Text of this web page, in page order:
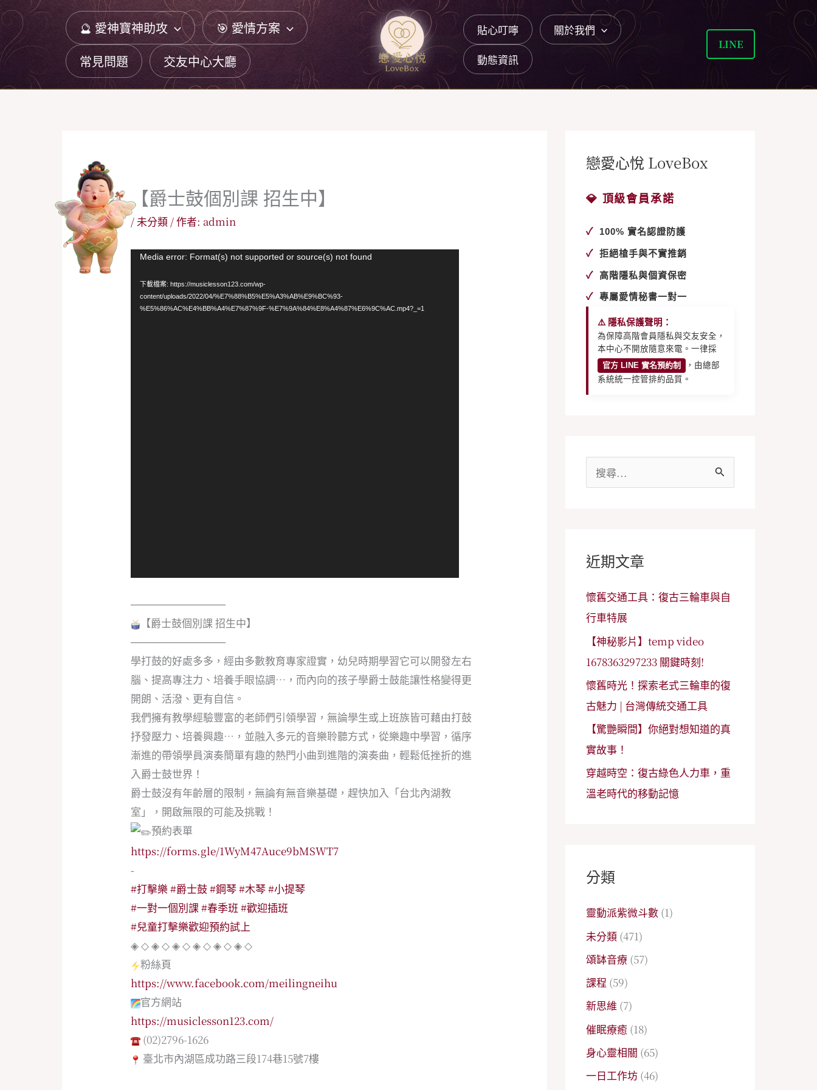
跳
至
主
要
內
🔮 愛神寶神助攻
🎯 愛情方案
常見問題
交友中心大廳
貼心叮嚀
關於我們
動態資訊
LINE
【爵士鼓個別課 招生中】
/ 未分類 / 作者: admin
視
播
Media error: Format(s) not supported or source(s) not found
下載檔案: https://musiclesson123.com/wp-
content/uploads/2022/04/%E7%88%B5%E5%A3%AB%E9%BC%93-
%E5%86%AC%E4%BB%A4%E7%87%9F-%E7%9A%84%E8%A4%87%E6%9C%AC.mp4?_=1
─────────────
【爵士鼓個別課 招生中】
─────────────
學打鼓的好處多多，經由多數教育專家證實，幼兒時期學習它可以開發左右
腦、提高專注力、培養手眼協調…，而內向的孩子學爵士鼓能讓性格變得更
開朗、活潑、更有自信。
我們擁有教學經驗豐富的老師們引領學習，無論學生或上班族皆可藉由打鼓
抒發壓力、培養興趣…，並融入多元的音樂聆聽方式，從樂趣中學習，循序
漸進的帶領學員演奏簡單有趣的熱門小曲到進階的演奏曲，輕鬆低挫折的進
入爵士鼓世界！
爵士鼓沒有年齡層的限制，無論有無音樂基礎，趕快加入「台北內湖教
室」，開啟無限的可能及挑戰！
預約表單
https://forms.gle/1WyM47Auce9bMSWT7
‐
#打擊樂 #爵士鼓#鋼琴#木琴#小提琴
#一對一個別課 #春季班 #歡迎插班
#兒童打擊樂歡迎預約試上
◈ ◇ ◈ ◇ ◈ ◇ ◈ ◇ ◈ ◇ ◈ ◇
粉絲頁
https://www.facebook.com/meilingneihu
官方網站
https://musiclesson123.com/
(02)2796-1626
臺北市內湖區成功路三段174巷15號7樓
戀愛心悅 LoveBox
💎 頂級會員承諾
✓ 100% 實名認證防護
✓ 拒絕槍手與不實推銷
✓ 高階隱私與個資保密
✓ 專屬愛情秘書一對一
⚠️ 隱私保護聲明：
為保障高階會員隱私與交友安全，
本中心不開放隨意來電。一律採
官方 LINE 實名預約制
，由總部
系統統一控管排約品質。
字
近期文章
懷舊交通工具：復古三輪車與自
行車特展
【神秘影片】temp video
1678363297233 關鍵時刻!
懷舊時光！探索老式三輪車的復
古魅力 | 台灣傳統交通工具
【驚艷瞬間】你絕對想知道的真
實故事！
穿越時空：復古綠色人力車，重
溫老時代的移動記憶
分類
靈動派紫微斗數 (1)
未分類 (471)
頌缽音療 (57)
課程 (59)
新思維 (7)
催眠療癒 (18)
身心靈相關 (65)
一日工作坊 (46)